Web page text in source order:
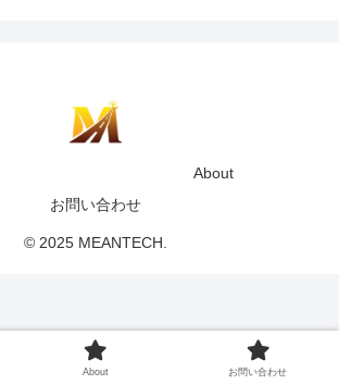
About
お問い合わせ
© 2025 MEANTECH.
About お問い合わせ